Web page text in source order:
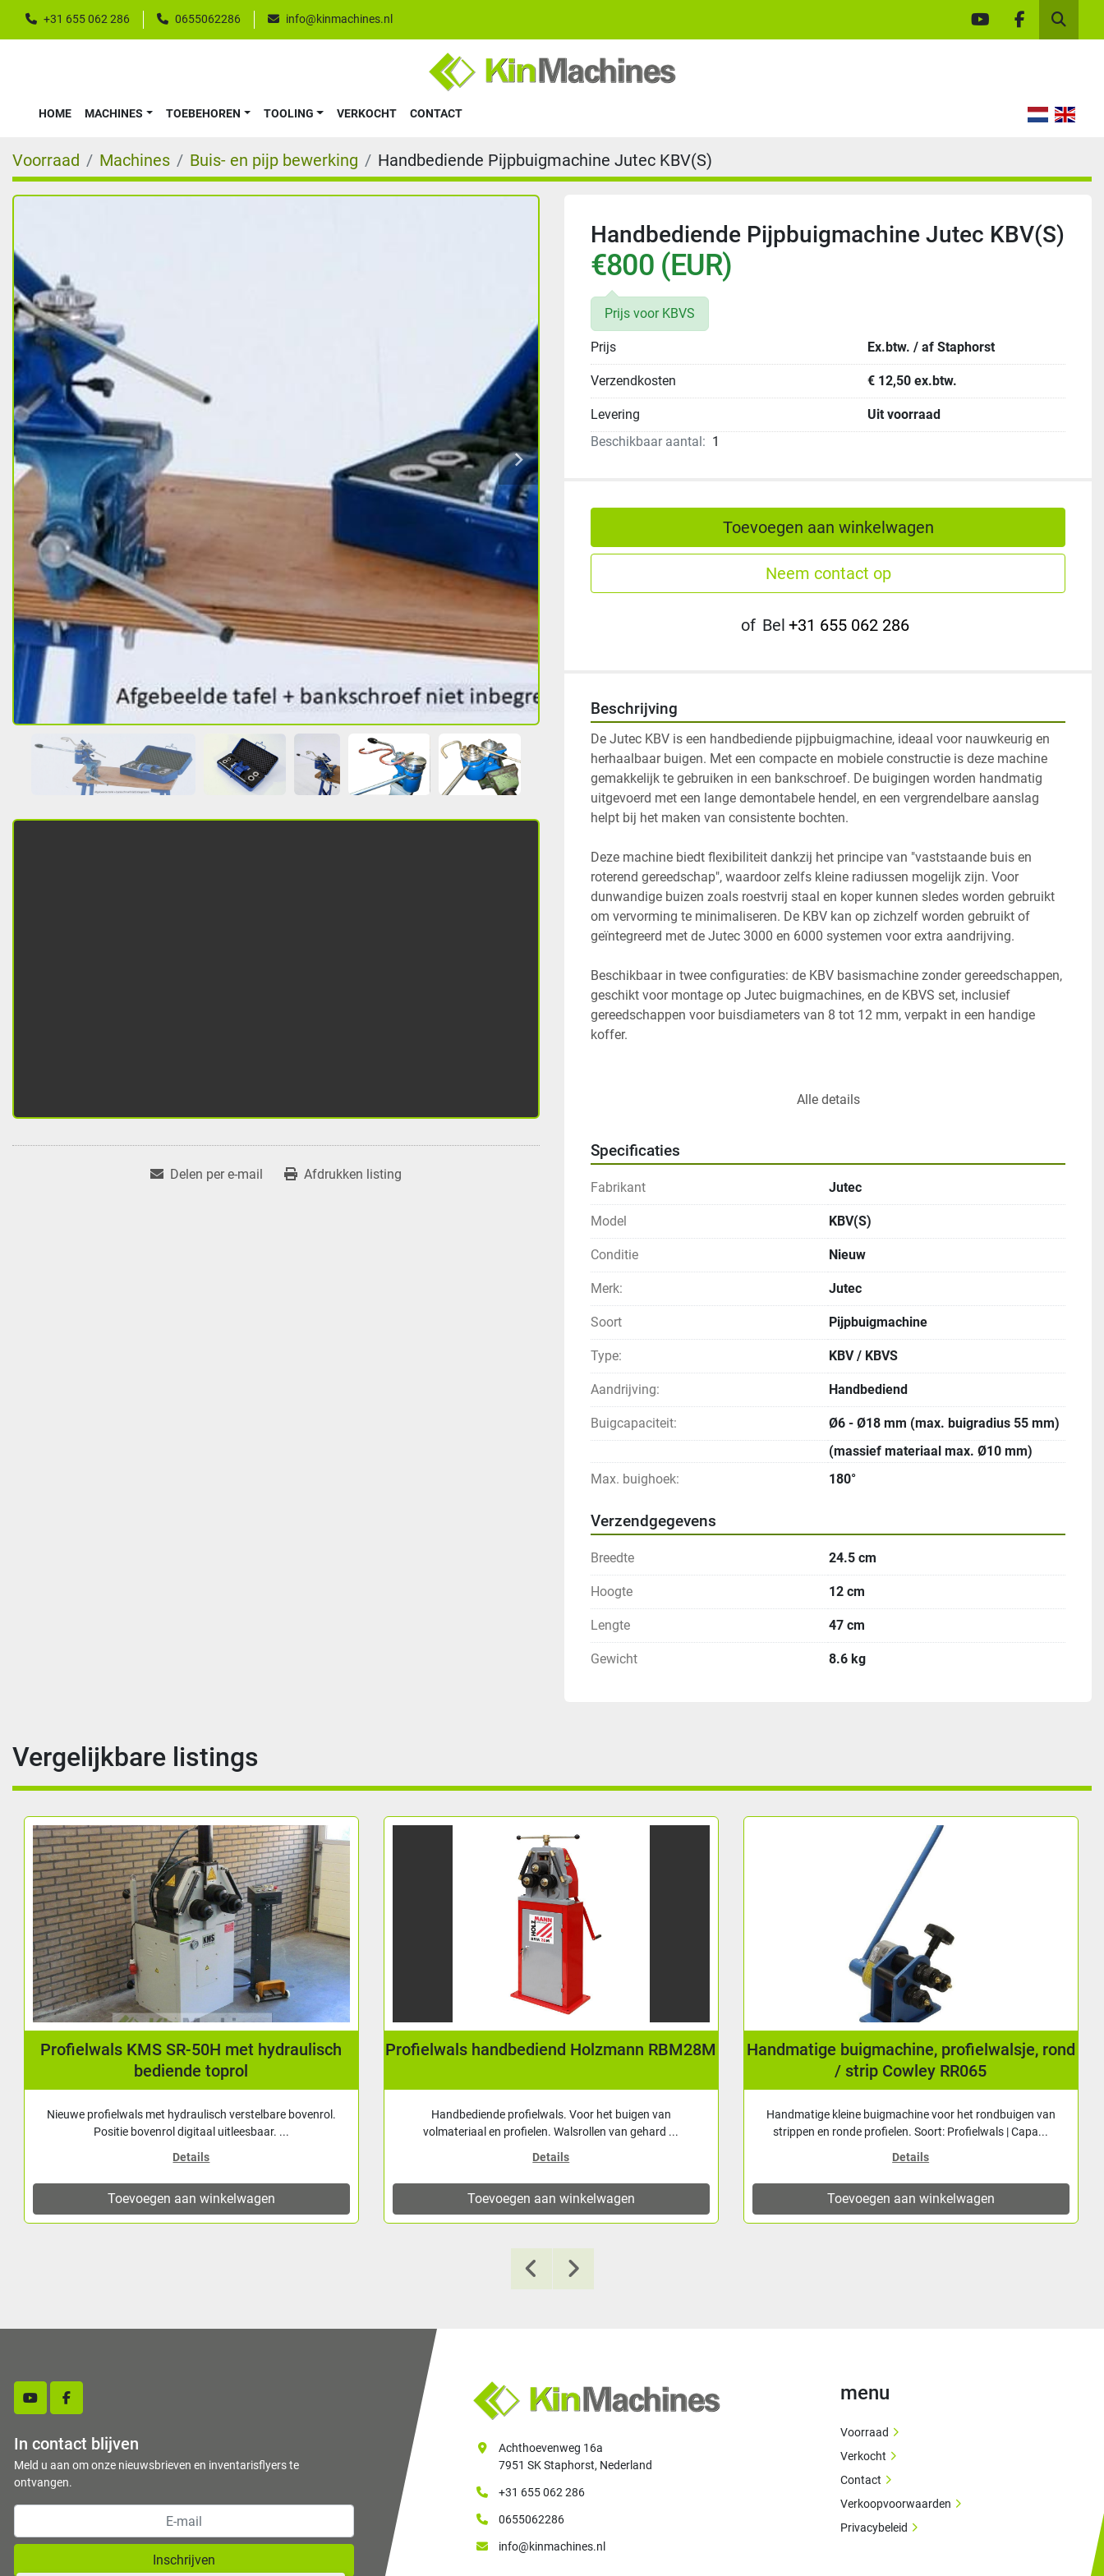
+31 655 062 286 0655062286 info@kinmachines.nl
youtubefacebook
Zoek
HOME MACHINES TOEBEHOREN TOOLING VERKOCHT CONTACT
Voorraad Machines Buis- en pijp bewerking Handbediende Pijpbuigmachine Jutec KBV(S)
Delen per e-mail Afdrukken listing
Handbediende Pijpbuigmachine Jutec KBV(S)
€800 (EUR)
Prijs voor KBVS
Prijs Ex.btw. / af Staphorst
Verzendkosten € 12,50 ex.btw.
Levering
Uit voorraad
Beschikbaar aantal: 1
Toevoegen aan winkelwagen
Neem contact op
of Bel +31 655 062 286
Beschrijving
De Jutec KBV is een handbediende pijpbuigmachine, ideaal voor nauwkeurig en
herhaalbaar buigen. Met een compacte en mobiele constructie is deze machine
gemakkelijk te gebruiken in een bankschroef. De buigingen worden handmatig
uitgevoerd met een lange demontabele hendel, en een vergrendelbare aanslag
helpt bij het maken van consistente bochten.
Deze machine biedt flexibiliteit dankzij het principe van "vaststaande buis en
roterend gereedschap", waardoor zelfs kleine radiussen mogelijk zijn. Voor
dunwandige buizen zoals roestvrij staal en koper kunnen sledes worden gebruikt
om vervorming te minimaliseren. De KBV kan op zichzelf worden gebruikt of
geïntegreerd met de Jutec 3000 en 6000 systemen voor extra aandrijving.
Beschikbaar in twee configuraties: de KBV basismachine zonder gereedschappen,
geschikt voor montage op Jutec buigmachines, en de KBVS set, inclusief
gereedschappen voor buisdiameters van 8 tot 12 mm, verpakt in een handige
koffer.
Alle details
Specificaties
Fabrikant Jutec
Model KBV(S)
Conditie Nieuw
Merk: Jutec
Soort Pijpbuigmachine
Type: KBV / KBVS
Aandrijving: Handbediend
Buigcapaciteit:
Ø6 - Ø18 mm (max. buigradius 55 mm)
(massief materiaal max. Ø10 mm)
Max. buighoek:
180°
Verzendgegevens
Breedte 24.5 cm
Hoogte 12 cm
Lengte 47 cm
Gewicht 8.6 kg
Vergelijkbare listings
Profielwals handbediend Holzmann RBM28M
Handbediende profielwals. Voor het buigen van
volmateriaal en profielen. Walsrollen van gehard ...
Details
Toevoegen aan winkelwagen
Handmatige buigmachine, profielwalsje, rond
Handmatige kleine buigmachine voor het rondbuigen van
strippen en ronde profielen. Soort: Profielwals | Capa...
Details
Toevoegen aan winkelwagen
Profielwals / Profielenwals Horizontaal en
Vertikaal Cowley BM 30E
Elektrisch bediende machine voor het walsen van buizen en
profielen. Capaciteit (staal St-37) me...
Details
Toevoegen aan winkelwagen
youtubefacebook
In contact blijven
Meld u aan om onze nieuwsbrieven en inventarisflyers te
ontvangen.
Inschrijven
Achthoevenweg 16a
7951 SK Staphorst, Nederland
+31 655 062 286
0655062286
info@kinmachines.nl
menu
Voorraad
Verkocht
Contact
Verkoopvoorwaarden
Privacybeleid